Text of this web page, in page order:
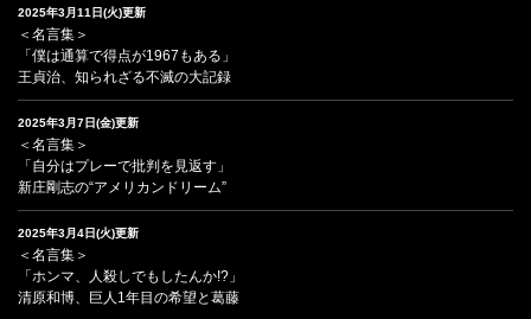
2025年3月11日(火)更新
＜名言集＞
「僕は通算で得点が1967もある」
王貞治、知られざる不滅の大記録
2025年3月7日(金)更新
＜名言集＞
「自分はプレーで批判を見返す」
新庄剛志の“アメリカンドリーム”
2025年3月4日(火)更新
＜名言集＞
「ホンマ、人殺しでもしたんか!?」
清原和博、巨人1年目の希望と葛藤